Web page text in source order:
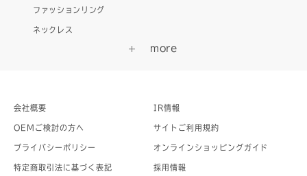
ファッションリング
ネックレス
会社概要 IR情報
OEMご検討の方へ サイトご利用規約
プライバシーポリシー オンラインショッピングガイド
特定商取引法に基づく表記 採用情報